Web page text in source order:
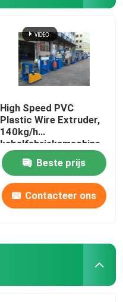
High Speed PVC
Plastic Wire Extruder,
140kg/h
kabelfabrieksmachine
Beste prijs
Contacteer ons